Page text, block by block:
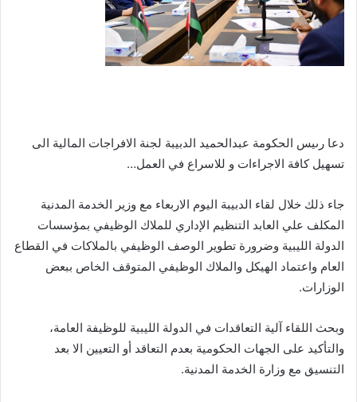
دعا رىيس الحكومة عبدالحميد الدبيبة لجنة الافراجات المالية الى
تسهيل كافة الاجراءات و للاسراع في العمل…
جاء ذلك خلال لقاء الدبيبة اليوم الاربعاء مع وزير الخدمة المدنية
المكلف علي العابد التنظيم الإداري للملاك الوظيفي بمؤسسات
الدولة الليبية وضرورة تطوير الوصف الوظيفي بالملاكات في القطاع
العام واعتماد الهيكل والملاك الوظيفي المتوقف الخاص ببعض
الوزارات.
وبحث اللقاء آلية التعاقدات في الدولة الليبية للوظيفة العامة،
والتأكيد على الجهات الحكومية بعدم التعاقد أو التعيين الا بعد
التنسيق مع وزارة الخدمة المدنية.